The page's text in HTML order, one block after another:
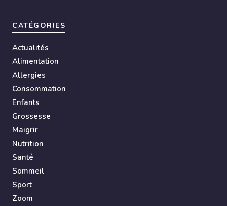
CATÉGORIES
Actualités
Alimentation
Allergies
Consommation
Enfants
Grossesse
Maigrir
Nutrition
Santé
Sommeil
Sport
Zoom